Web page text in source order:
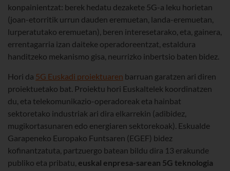
konpainientzat: berek hedatu dezakete 5G-a leku horietan
(joan-etorritik urrun dauden eremuetan, landa-eremuetan,
lurperatutako eremuetan), beren interesetarako, eta, gainera,
errentagarria izan daiteke operadoreentzat, estaldura
handitzeko mekanismo gisa, neurrizko inbertsio baten bidez.
Hori da 5G Euskadi proiektuaren barruan garatzen ari diren
proiektuetako bat. Proiektu hori Euskaltelek koordinatzen
du, eta telekomunikazio-operadoreak eta hainbat
sektoretako industriak ari dira elkarrekin (adibidez,
mugikortasunaren edo energiaren sektorekoak). Eskualde
Garapeneko Europako Funtsaren (EGEF) bidez
kofinantzatuta, partzuergo batean bildu dira 13 erakunde
publiko eta pribatu, euskal enpresa-sarean 5G teknologia